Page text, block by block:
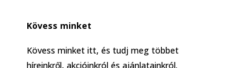
Kövess minket
Kövess minket itt, és tudj meg többet
híreinkről, akcióinkról és ajánlatainkról.